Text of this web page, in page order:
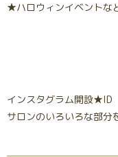
★ハロウィンイベントな
インスタグラム開設
サロンのいろいろな部分